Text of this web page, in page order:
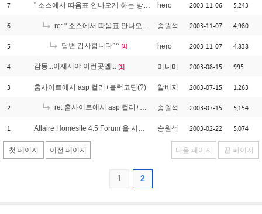
7 " 소스에서 따옴표 안나오게 하는 방법이 있나요? hero 2003-11-06 5,243
6 re: " 소스에서 따옴표 안나오게 하는 방법이 있나요? 송원석 2003-11-07 4,980
5 답변 감사합니다^^ [1] hero 2003-11-07 4,838
4 감동...이제서야 이런곳엘... [1] 미니미 2003-08-15 995
3 홈사이트에서 asp 컬러+블럭코딩(?) 알비지 2003-07-15 1,263
2 re: 홈사이트에서 asp 컬러+블럭코딩(?) 송원석 2003-07-15 5,154
1 Allaire Homesite 4.5 Forum 을 시작합니다. 송원석 2003-02-22 5,074
첫 페이지 이전 페이지 다음 페이지 끝 페이지
1 2